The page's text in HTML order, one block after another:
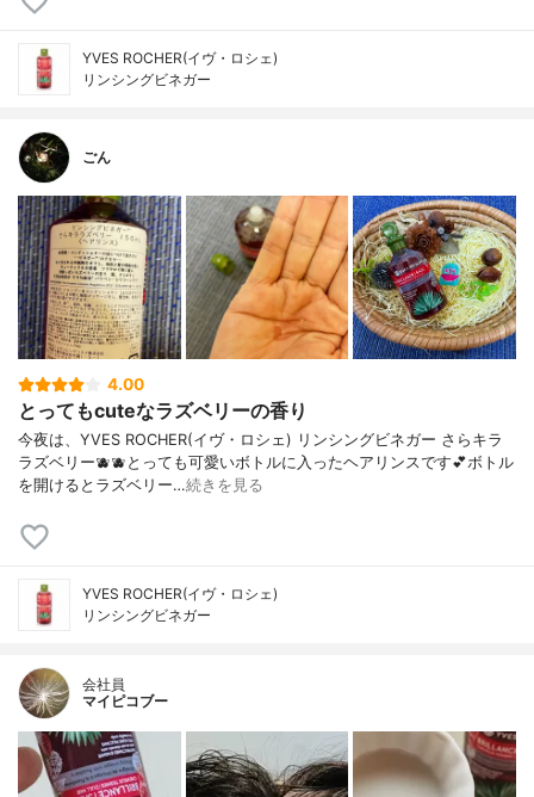
YVES ROCHER(イヴ・ロシェ)
リンシングビネガー
ごん
4.00
とってもcuteなラズベリーの香り
今夜は、YVES ROCHER(イヴ・ロシェ) リンシングビネガー さらキラ
ラズベリー🫐🫐とっても可愛いボトルに入ったヘアリンスです💕ボトル
を開けるとラズベリー…続きを見る
YVES ROCHER(イヴ・ロシェ)
リンシングビネガー
会社員
マイピコブー